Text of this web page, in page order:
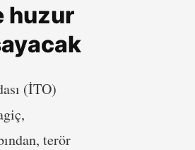
huzur
(İTO)
terör